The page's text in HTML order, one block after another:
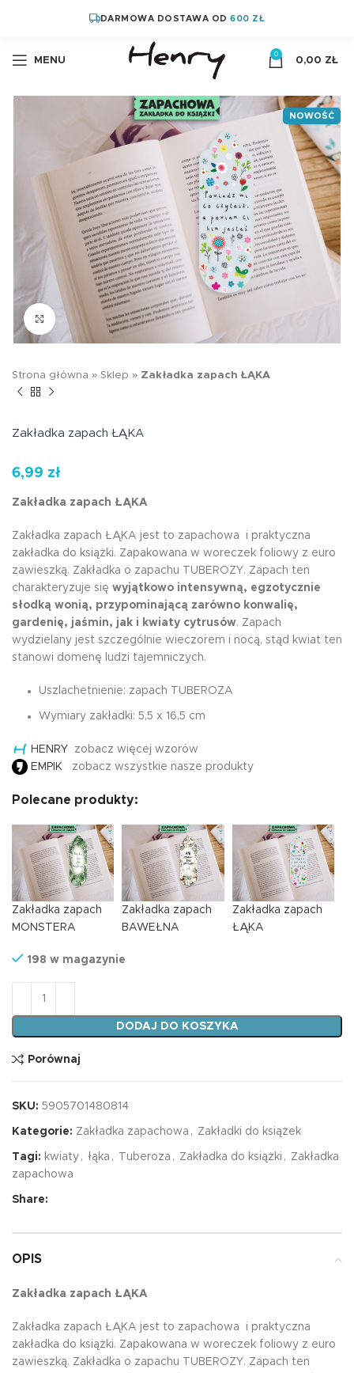
DARMOWA DOSTAWA OD600 ZŁ
MENU
0
0,00 ZŁ
NOWOŚĆ
Kliknij aby powiększyć
Strona główna » Sklep » Zakładka zapach ŁĄKA
Zakładka zapach ŁĄKA
6,99 zł
Zakładka zapach ŁĄKA
Zakładka zapach ŁĄKA jest to zapachowa i praktyczna
zakładka do książki. Zapakowana w woreczek foliowy z euro
zawieszką. Zakładka o zapachu TUBEROZY. Zapach ten
charakteryzuje się wyjątkowo intensywną, egzotycznie
słodką wonią, przypominającą zarówno konwalię,
gardenię, jaśmin, jak i kwiaty cytrusów. Zapach
wydzielany jest szczególnie wieczorem i nocą, stąd kwiat ten
stanowi domenę ludzi tajemniczych.
Uszlachetnienie: zapach TUBEROZA
Wymiary zakładki: 5,5 x 16,5 cm
HENRY zobacz więcej wzorów
EMPIK zobacz wszystkie nasze produkty
Polecane produkty:
Zakładka zapach
MONSTERA
Zakładka zapach
BAWEŁNA
Zakładka zapach
ŁĄKA
198 w magazynie
ilość Zakładka zapach ŁĄKA
DODAJ DO KOSZYKA
Porównaj
SKU: 5905701480814
Kategorie: Zakładka zapachowa , Zakładki do książek
Tagi: kwiaty , łąka , Tuberoza , Zakładka do książki , Zakładka
zapachowa
Share:
OPIS
Zakładka zapach ŁĄKA
Zakładka zapach ŁĄKA jest to zapachowa i praktyczna
zakładka do książki. Zapakowana w woreczek foliowy z euro
zawieszką. Zakładka o zapachu TUBEROZY. Zapach ten